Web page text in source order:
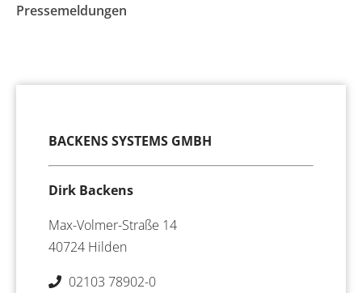
Pressemeldungen
BACKENS SYSTEMS GMBH
Dirk Backens
Max-Volmer-Straße 14
40724 Hilden
02103 78902-0